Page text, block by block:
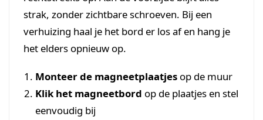
strak, zonder zichtbare schroeven. Bij een
verhuizing haal je het bord er los af en hang je
het elders opnieuw op.
Monteer de magneetplaatjes op de muur
Klik het magneetbord op de plaatjes en stel
eenvoudig bij